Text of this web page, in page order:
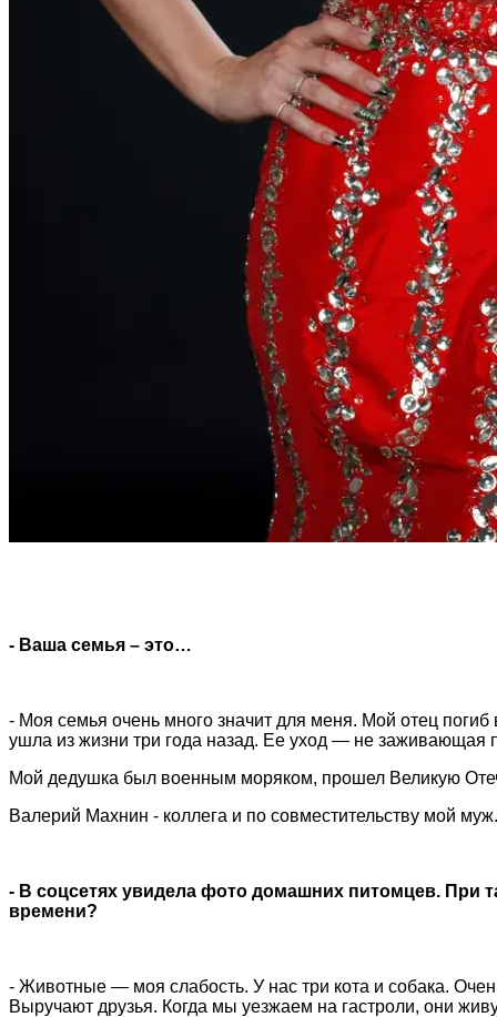
- Ваша семья – это…
- Моя семья очень много значит для меня. Мой отец
ушла из жизни три года назад. Ее уход — не заживающая
Мой дедушка был военным моряком, прошел Великую
Валерий Махнин - коллега и по совместительству мой
- В соцсетях увидела фото домашних питомцев. При
времени?
- Животные — моя слабость. У нас три кота и собака.
Выручают друзья. Когда мы уезжаем на гастроли, они